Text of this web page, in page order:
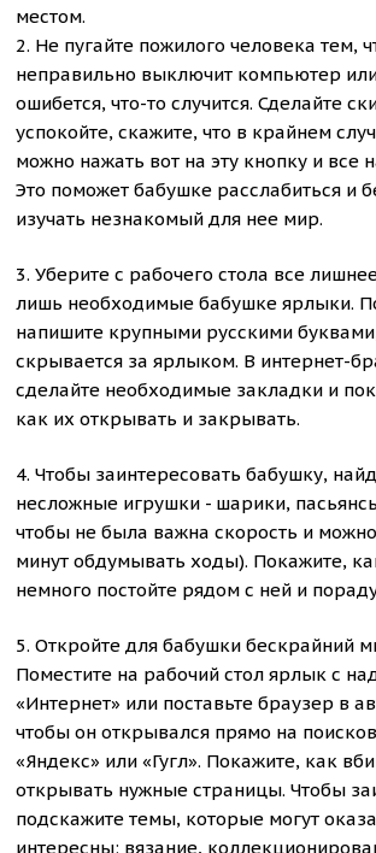
местом.
2. Не пугайте пожилого человека тем,
неправильно выключит компьютер
ошибется, что-то случится. Сделайте
успокойте, скажите, что в крайнем
можно нажать вот на эту кнопку и все
Это поможет бабушке расслабиться и
изучать незнакомый для нее мир.
3. Уберите с рабочего стола все
лишь необходимые бабушке ярлыки.
напишите крупными русскими
скрывается за ярлыком. В интернет-
сделайте необходимые закладки и
как их открывать и закрывать.
4. Чтобы заинтересовать бабушку,
несложные игрушки - шарики,
чтобы не была важна скорость и
минут обдумывать ходы). Покажите,
немного постойте рядом с ней и
5. Откройте для бабушки бескрайний
Поместите на рабочий стол ярлык с
«Интернет» или поставьте браузер в
чтобы он открывался прямо на
«Яндекс» или «Гугл». Покажите, как
открывать нужные страницы. Чтобы
подскажите темы, которые могут
интересны: вязание,